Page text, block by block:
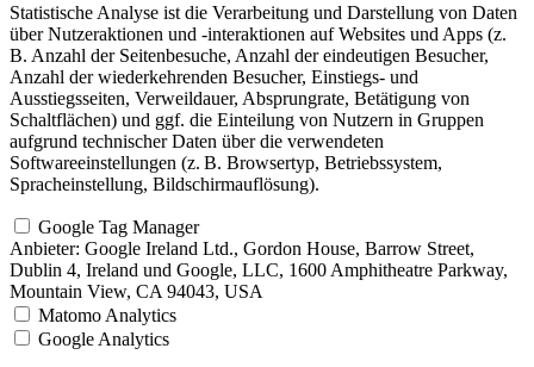
Statistische Analyse ist die Verarbeitung und Darstellung von Daten
über Nutzeraktionen und -interaktionen auf Websites und Apps (z.
B. Anzahl der Seitenbesuche, Anzahl der eindeutigen Besucher,
Anzahl der wiederkehrenden Besucher, Einstiegs- und
Ausstiegsseiten, Verweildauer, Absprungrate, Betätigung von
Schaltflächen) und ggf. die Einteilung von Nutzern in Gruppen
aufgrund technischer Daten über die verwendeten
Softwareeinstellungen (z. B. Browsertyp, Betriebssystem,
Spracheinstellung, Bildschirmauflösung).
Google Tag Manager
Anbieter: Google Ireland Ltd., Gordon House, Barrow Street,
Dublin 4, Ireland und Google, LLC, 1600 Amphitheatre Parkway,
Mountain View, CA 94043, USA
Matomo Analytics
Google Analytics